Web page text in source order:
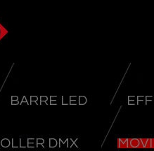
BARRE LED
DMX